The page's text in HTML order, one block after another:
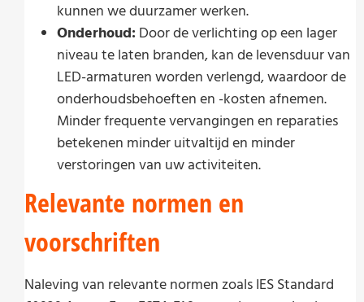
kunnen we duurzamer werken.
Onderhoud: Door de verlichting op een lager
niveau te laten branden, kan de levensduur van
LED-armaturen worden verlengd, waardoor de
onderhoudsbehoeften en -kosten afnemen.
Minder frequente vervangingen en reparaties
betekenen minder uitvaltijd en minder
verstoringen van uw activiteiten.
Relevante normen en
voorschriften
Naleving van relevante normen zoals IES Standard